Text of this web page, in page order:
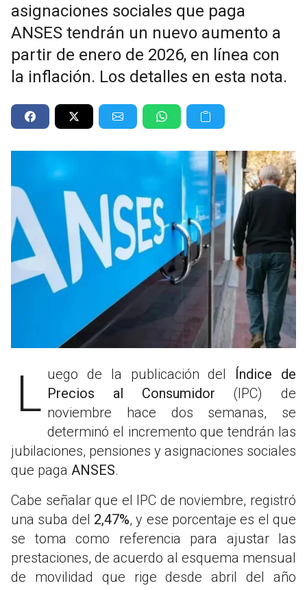
asignaciones sociales que paga
ANSES tendrán un nuevo aumento a
partir de enero de 2026, en línea con
la inflación. Los detalles en esta nota.
Luego de la publicación del Índice de
Precios al Consumidor (IPC) de
noviembre hace dos semanas, se
determinó el incremento que tendrán las
jubilaciones, pensiones y asignaciones sociales
que paga ANSES.
Cabe señalar que el IPC de noviembre, registró
una suba del 2,47%, y ese porcentaje es el que
se toma como referencia para ajustar las
prestaciones, de acuerdo al esquema mensual
de movilidad que rige desde abril del año